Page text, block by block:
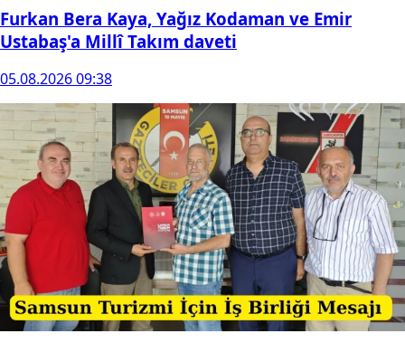
Furkan Bera Kaya, Yağız Kodaman ve Emir
Ustabaş'a Millî Takım daveti
05.08.2026 09:38